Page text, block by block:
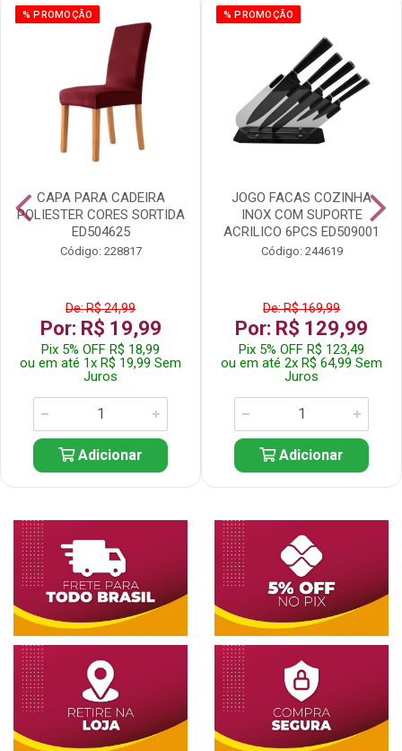
% PROMOÇÃO
CAPA PARA CADEIRA
POLIESTER CORES SORTIDA
ED504625
Código: 228817
De: R$ 24,99
Por: R$ 19,99
Pix 5% OFF R$ 18,99
ou em até 1x R$ 19,99 Sem
Juros
Adicionar
% PROMOÇÃO
JOGO FACAS COZINHA
INOX COM SUPORTE
ACRILICO 6PCS ED509001
Código: 244619
De: R$ 169,99
Por: R$ 129,99
Pix 5% OFF R$ 123,49
ou em até 2x R$ 64,99 Sem
Juros
Adicionar